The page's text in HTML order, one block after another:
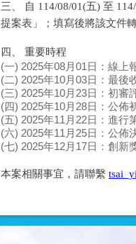
三、 自 114/08/01(五) 至
提案表」；填寫後將該文件
四、 重要時程
(一) 2025年08月01日：線上
(二) 2025年10月03日：最後
(三) 2025年10月23日：初審
(四) 2025年10月28日：公佈
(五) 2025年11月22日：進行
(六) 2025年11月25日：公佈
(七) 2025年12月17日：創新
本案相關事宜，請聯繫